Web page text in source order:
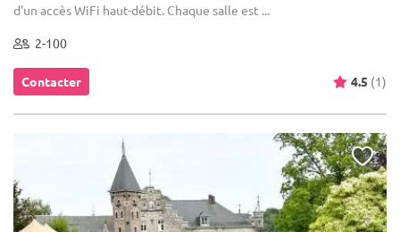
d'un accès WiFi haut-débit. Chaque salle est ...
2-100
Contacter 4.5 (1)